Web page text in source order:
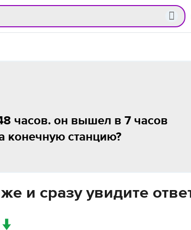
часов. он вышел в 7 часов
конечную станцию?
и сразу увидите
↓